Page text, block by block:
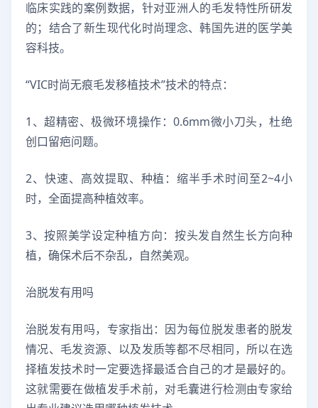
临床实践的案例数据，针对亚洲人的毛发特性所研发
的；结合了新生现代化时尚理念、韩国先进的医学美
容科技。
“VIC时尚无痕毛发移植技术”技术的特点：
1、超精密、极微环境操作：0.6mm微小刀头，杜绝
创口留疤问题。
2、快速、高效提取、种植：缩半手术时间至2~4小
时，全面提高种植效率。
3、按照美学设定种植方向：按头发自然生长方向种
植，确保术后不杂乱，自然美观。
治脱发有用吗
治脱发有用吗，专家指出：因为每位脱发患者的脱发
情况、毛发资源、以及发质等都不尽相同，所以在选
择植发技术时一定要选择最适合自己的才是最好的。
这就需要在做植发手术前，对毛囊进行检测由专家给